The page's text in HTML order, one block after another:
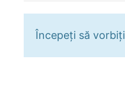
Începeți să